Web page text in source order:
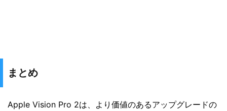
まとめ
Apple Vision Pro 2は、より価値のあるアップグレードの